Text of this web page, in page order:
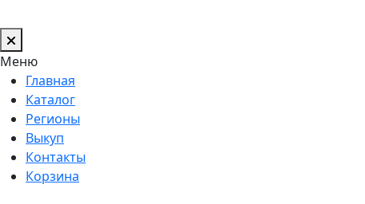
Меню
Главная
Каталог
Регионы
Выкуп
Контакты
Корзина